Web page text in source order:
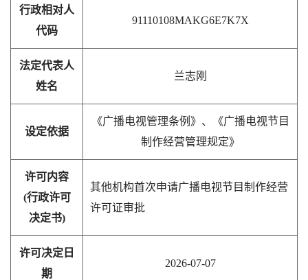
行政相对人
代码
91110108MAKG6E7K7X
法定代表人
姓名
兰志刚
设定依据
《广播电视管理条例》、《广播电视节目
制作经营管理规定》
许可内容
(行政许可
决定书)
其他机构首次申请广播电视节目制作经营
许可证审批
许可决定日
期
2026-07-07